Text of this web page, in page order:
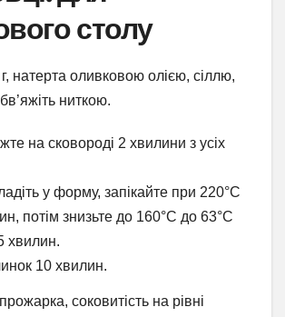
столу
натерта оливковою олією, сіллю,
ниткою.
на сковороді 2 хвилини з усіх
у форму, запікайте при 220°C
потім знизьте до 160°C до 63°C
хвилин.
10 хвилин.
соковитість на рівні